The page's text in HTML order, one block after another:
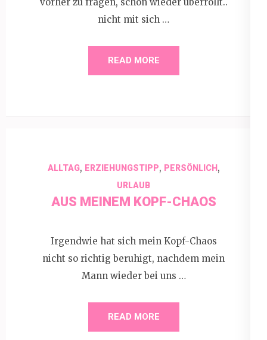
nicht mit sich …
READ MORE
ALLTAG, ERZIEHUNGSTIPP, PERSÖNLICH,
URLAUB
AUS MEINEM KOPF-CHAOS
Irgendwie hat sich mein Kopf-Chaos
nicht so richtig beruhigt, nachdem mein
Mann wieder bei uns …
READ MORE